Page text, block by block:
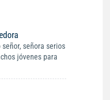
señora serios
jóvenes para